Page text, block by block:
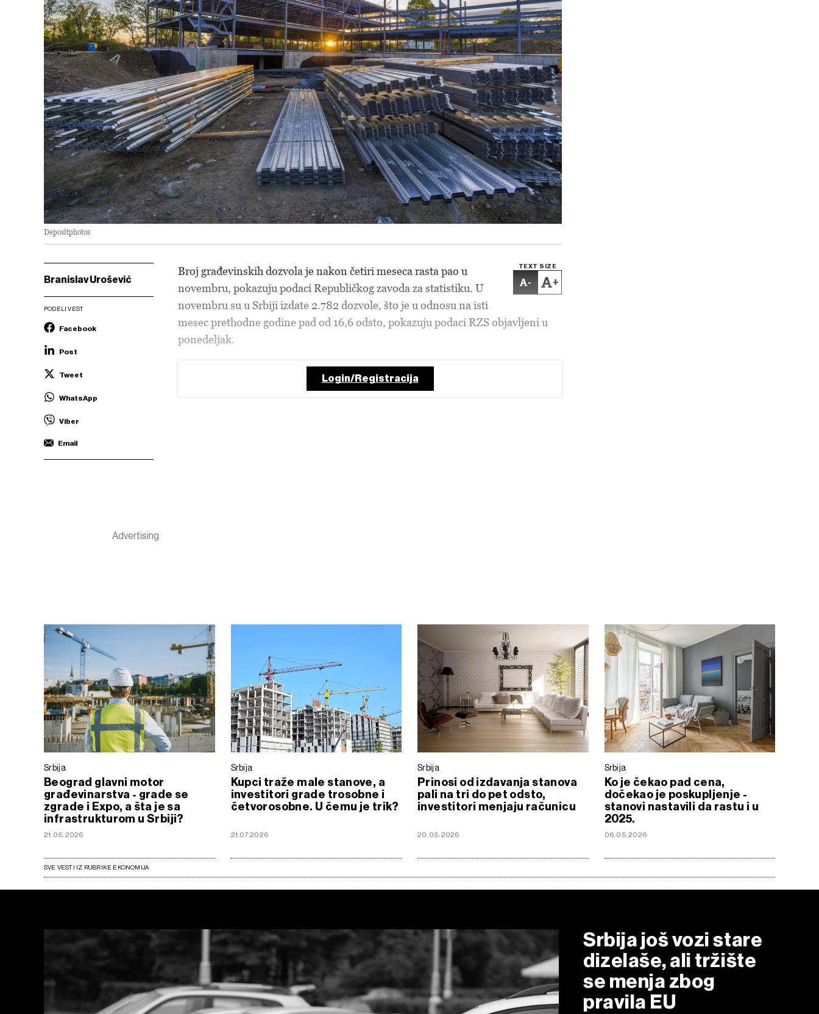
Depositphotos
Branislav Urošević
PODELI VEST
Facebook
Post
Tweet
WhatsApp
Viber
Email
TEXT SIZE
- +
Broj građevinskih dozvola je nakon četiri meseca rasta pao u
novembru, pokazuju podaci Republičkog zavoda za statistiku. U
novembru su u Srbiji izdate 2.782 dozvole, što je u odnosu na isti
mesec prethodne godine pad od 16,6 odsto, pokazuju podaci RZS objavljeni u
ponedeljak.
Login/Registracija
Srbija
Beograd glavni motor
građevinarstva - grade se
zgrade i Expo, a šta je sa
infrastrukturom u Srbiji?
21.05.2026
Srbija
Kupci traže male stanove, a
investitori grade trosobne i
četvorosobne. U čemu je trik?
21.07.2026
Srbija
Prinosi od izdavanja stanova
pali na tri do pet odsto,
investitori menjaju računicu
20.05.2026
Srbija
Ko je čekao pad cena,
dočekao je poskupljenje -
stanovi nastavili da rastu i u
2025.
06.05.2026
SVE VESTI IZ RUBRIKE EKONOMIJA
Srbija još vozi stare
dizelaše, ali tržište
se menja zbog
pravila EU